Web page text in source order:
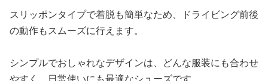
スリッポンタイプで着脱も簡単なため、ドライビング前後
の動作もスムーズに行えます。
シンプルでおしゃれなデザインは、どんな服装にも合わせ